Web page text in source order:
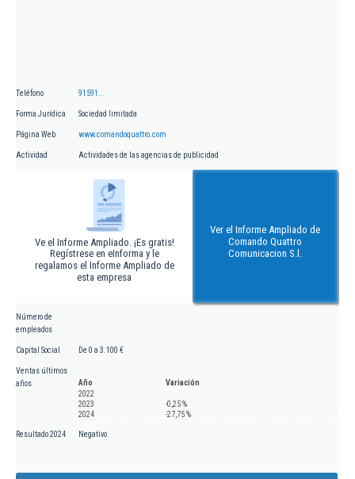
Teléfono 91591...
Forma Jurídica Sociedad limitada
Página Web www.comandoquattro.com
Actividad Actividades de las agencias de publicidad
Ve el Informe Ampliado. ¡Es gratis!
Regístrese en eInforma y le
regalamos el Informe Ampliado de
esta empresa
Ver el Informe Ampliado de
Comando Quattro
Comunicacion S.l.
Número de
empleados
Capital Social De 0 a 3.100 €
Ventas últimos
años
Año
Variación
2022
2023
-0,25 %
2024
-27,75 %
Resultado 2024 Negativo